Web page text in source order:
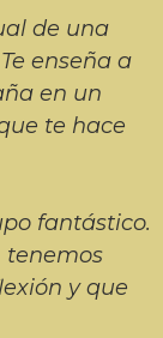
de una
enseña a
en un
te hace
fantástico.
tenemos
y que